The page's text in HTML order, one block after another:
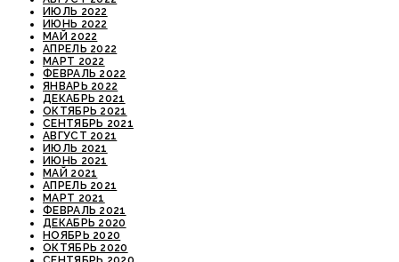
ИЮЛЬ 2022
ИЮНЬ 2022
МАЙ 2022
АПРЕЛЬ 2022
МАРТ 2022
ФЕВРАЛЬ 2022
ЯНВАРЬ 2022
ДЕКАБРЬ 2021
ОКТЯБРЬ 2021
СЕНТЯБРЬ 2021
АВГУСТ 2021
ИЮЛЬ 2021
ИЮНЬ 2021
МАЙ 2021
АПРЕЛЬ 2021
МАРТ 2021
ФЕВРАЛЬ 2021
ДЕКАБРЬ 2020
НОЯБРЬ 2020
ОКТЯБРЬ 2020